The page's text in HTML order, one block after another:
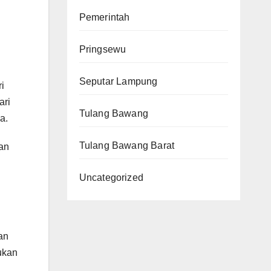
Pemerintah
Pringsewu
Seputar Lampung
Tulang Bawang
Tulang Bawang Barat
Uncategorized